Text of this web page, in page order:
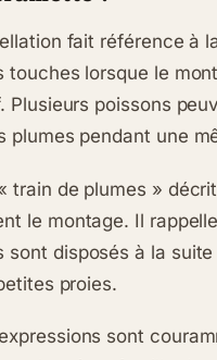
fait référence à
touches lorsque le
Plusieurs poissons
plumes pendant une
train de plumes »
le montage. Il
sont disposés à la
proies.
sont